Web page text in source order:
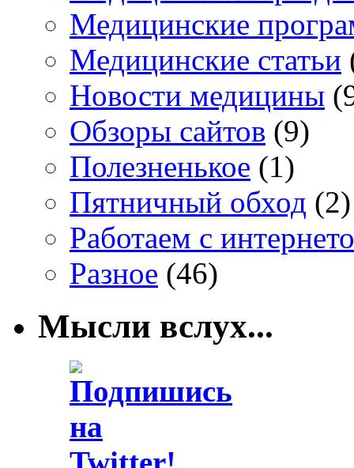
Медицинские
Медицинские статьи
Новости медицины
Обзоры сайтов (9)
Полезненькое (1)
Пятничный обход (2)
Работаем с
Разное (46)
Мысли вслух...